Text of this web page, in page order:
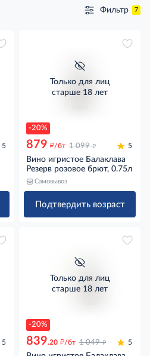
Фильтр 7
5
-20%
Только для лиц
старше 18 лет
879 д/бт 1 099 д 5
Вино игристое Балаклава
Резерв розовое брют, 0.75л
Самовывоз
Подтвердить возраст
5
-20%
Только для лиц
старше 18 лет
839.20 д/бт 1 049 д 5